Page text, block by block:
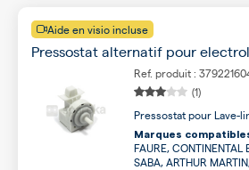
Aide en visio incluse
Pressostat alternatif pour
Ref. produit :
(1)
Pressostat pour Lave-
Marques
FAURE, CONTINENTAL
SABA, ARTHUR